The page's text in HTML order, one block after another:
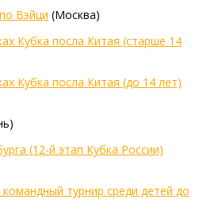
Вэйци (Москва)
Кубка посла Китая (старше 14
Кубка посла Китая (до 14 лет)
(12-й этап Кубка России)
турнир среди детей до